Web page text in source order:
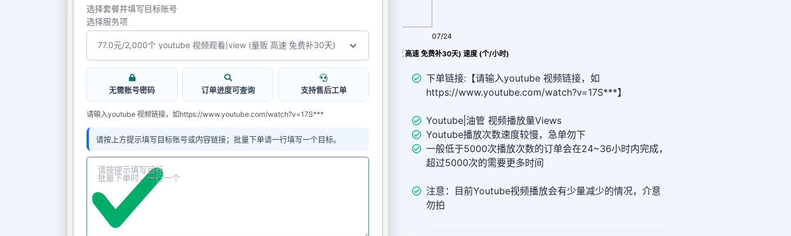
选择套餐并填写目标账号
选择服务项
无需账号密码 订单进度可查询 支持售后工单
请输入youtube 视频链接，如https://www.youtube.com/watch?v=17S***
请按上方提示填写目标账号或内容链接；批量下单请一行填写一个目标。
youtube 视频观看|view (量贩 高速 免费补30天) 速度 (个/小时)
07/24
08/06
下单链接:【请输入youtube 视频链接，如
https://www.youtube.com/watch?v=17S***】
Youtube|油管 视频播放量Views
Youtube播放次数速度较慢，急单勿下
一般低于5000次播放次数的订单会在24~36小时内完成，
超过5000次的需要更多时间
注意：目前Youtube视频播放会有少量减少的情况，介意
勿拍